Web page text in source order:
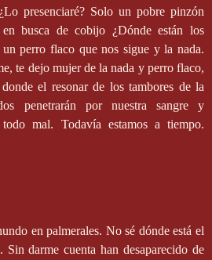
presenciaré? Solo un pobre pinzón
busca de cobijo ¿Dónde están los
perro flaco que nos sigue y la nada.
te dejo mujer de la nada y perro flaco,
el resonar de los tambores de la
penetrarán por nuestra sangre y
todo mal. Todavía estamos a tiempo.
en palmerales. No sé dónde está el
darme cuenta han desaparecido de